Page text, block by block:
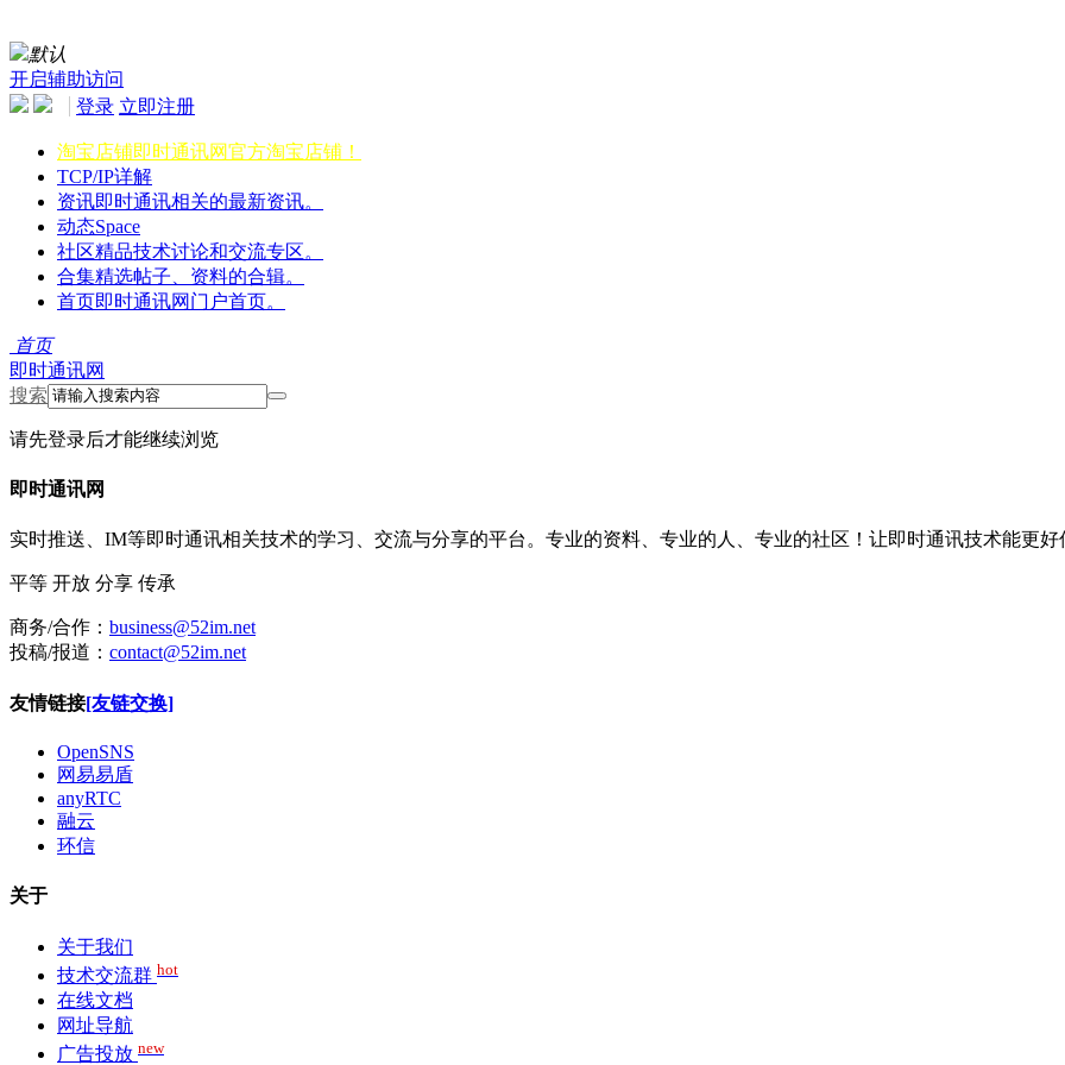
默认
开启辅助访问
登录 立即注册
淘宝店铺即时通讯网官方淘宝店铺！
TCP/IP详解
资讯即时通讯相关的最新资讯。
动态Space
社区精品技术讨论和交流专区。
合集精选帖子、资料的合辑。
首页即时通讯网门户首页。
首页
即时通讯网
搜索
请先登录后才能继续浏览
即时通讯网
实时推送、IM等即时通讯相关技术的学习、交流与分享的平台。专业的资料、专业的人、专业的社区！让即时通讯技术能更好
平等 开放 分享 传承
商务/合作： business@52im.net
投稿/报道： contact@52im.net
友情链接[友链交换]
OpenSNS
网易易盾
anyRTC
融云
环信
关于
关于我们
技术交流群 hot
在线文档
网址导航
广告投放 new